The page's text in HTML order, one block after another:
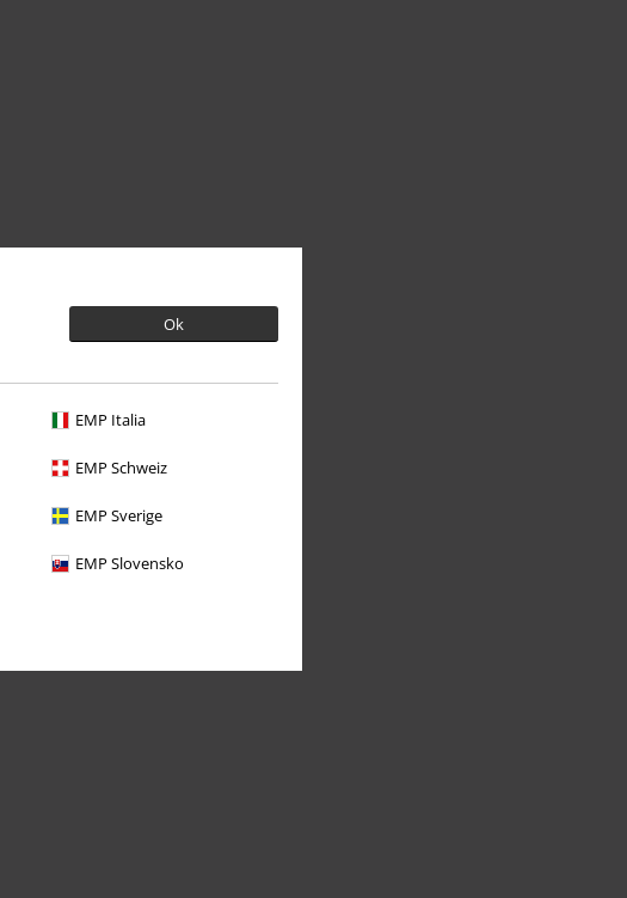
Ok
EMP Italia
EMP Schweiz
EMP Sverige
EMP Slovensko